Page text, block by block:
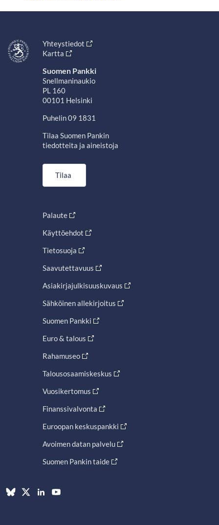
Yhteystiedot
Kartta
Suomen Pankki
Snellmaninaukio
PL 160
00101 Helsinki
Puhelin 09 1831
Tilaa Suomen Pankin
tiedotteita ja aineistoja
Tilaa
Palaute
Käyttöehdot
Tietosuoja
Saavutettavuus
Asiakirjajulkisuuskuvaus
Sähköinen allekirjoitus
Suomen Pankki
Euro & talous
Rahamuseo
Talousosaamiskeskus
Vuosikertomus
Finanssivalvonta
Euroopan keskuspankki
Avoimen datan palvelu
Suomen Pankin taide